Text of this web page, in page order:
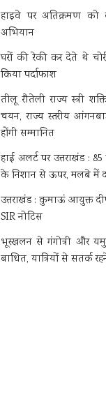
हाइवे पर अतिक्रमण
अभियान
घरों की रेकी कर देते थे
किया पर्दाफाश
तीलू रौतेली राज्य स्त्री
चयन, राज्य स्तरीय
होंगी सम्मानित
हाई अलर्ट पर उत्तराखंड :
के निशान से ऊपर, मलबे में
उत्तराखंड : कुमाऊं आयुक्त
SIR नोटिस
भूस्खलन से गंगोत्री और
बाधित, यात्रियों से सतर्क